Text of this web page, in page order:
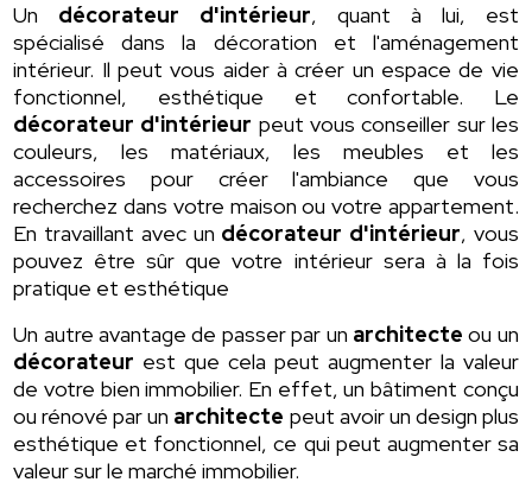
Un décorateur d'intérieur, quant à lui, est
spécialisé dans la décoration et l'aménagement
intérieur. Il peut vous aider à créer un espace de vie
fonctionnel, esthétique et confortable. Le
décorateur d'intérieur peut vous conseiller sur les
couleurs, les matériaux, les meubles et les
accessoires pour créer l'ambiance que vous
recherchez dans votre maison ou votre appartement.
En travaillant avec un décorateur d'intérieur, vous
pouvez être sûr que votre intérieur sera à la fois
pratique et esthétique
Un autre avantage de passer par un architecte ou un
décorateur est que cela peut augmenter la valeur
de votre bien immobilier. En effet, un bâtiment conçu
ou rénové par un architecte peut avoir un design plus
esthétique et fonctionnel, ce qui peut augmenter sa
valeur sur le marché immobilier.